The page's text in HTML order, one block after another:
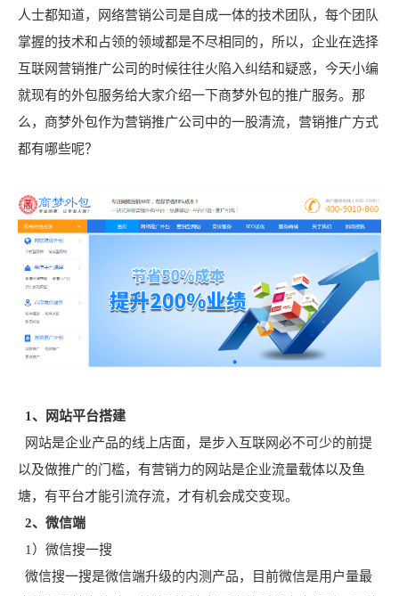
人士都知道，网络营销公司是自成一体的技术团队，每个团队
掌握的技术和占领的领域都是不尽相同的，所以，企业在选择
互联网营销推广公司的时候往往火陷入纠结和疑惑，今天小编
就现有的外包服务给大家介绍一下商梦外包的推广服务。那
么，商梦外包作为营销推广公司中的一股清流，营销推广方式
都有哪些呢？
1、网站平台搭建
网站是企业产品的线上店面，是步入互联网必不可少的前提
以及做推广的门槛，有营销力的网站是企业流量载体以及鱼
塘，有平台才能引流存流，才有机会成交变现。
2、微信端
1）微信搜一搜
微信搜一搜是微信端升级的内测产品，目前微信是用户量最